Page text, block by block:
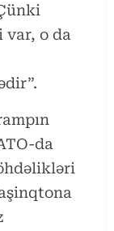
var, o da
da